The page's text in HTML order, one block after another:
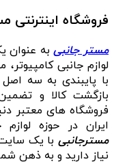
فروشگاه اینترنتی
مستر جانبیبه عنوان
لوازم جانبی
بازگشت کالا و
فروشگاه‌ های معتبر
ایران در حوزه
مسترجانبی با یک
نیاز دارید و به ذهن